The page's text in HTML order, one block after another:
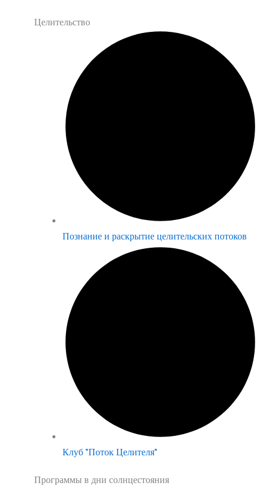
Целительство
Познание и раскрытие целительских потоков
Клуб "Поток Целителя"
Программы в дни солнцестояния